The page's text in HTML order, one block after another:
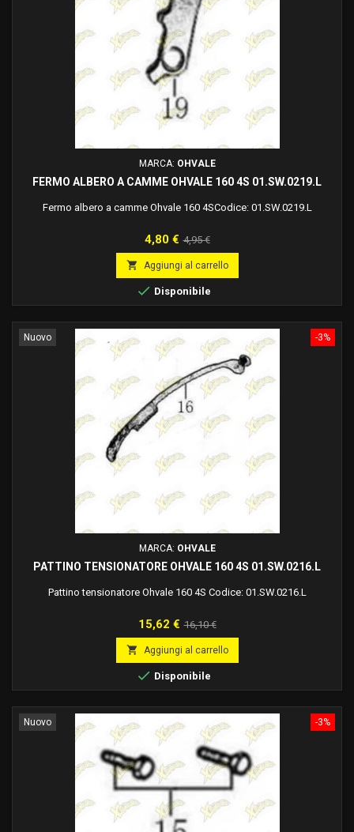
MARCA: OHVALE
FERMO ALBERO A CAMME OHVALE 160 4S 01.SW.0219.L
Fermo albero a camme Ohvale 160 4SCodice: 01.SW.0219.L
Prezzo
4,80 € Prezzo
base
4,95 €
 Aggiungi al carrello
 Disponibile
-3%
Nuovo
MARCA: OHVALE
PATTINO TENSIONATORE OHVALE 160 4S 01.SW.0216.L
Pattino tensionatore Ohvale 160 4S Codice: 01.SW.0216.L
Prezzo
15,62 € Prezzo
base
16,10 €
 Aggiungi al carrello
 Disponibile
-3%
Nuovo